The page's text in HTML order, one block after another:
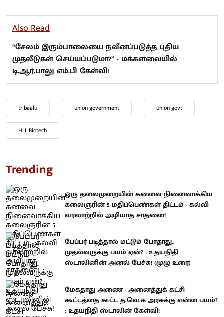
Also Read
“சேலம் இரும்பாலையை நவீனப்படுத்த புதிய
முதலீடுகள் செய்யப்படுமா?” - மக்களவையில்
டி.ஆர்.பாலு எம்.பி கேள்வி!
tr baalu union government union govt
HLL Biotech
Trending
ஒரு தலைமுறையின் கனவை நினைவாக்கிய
கலைஞரின் 5 மதிப்பெண்கள் திட்டம் - கல்வி
வரலாற்றில் அழியாத சாதனை!
பேப்பர் படித்தால் மட்டும் போதாது..
முதல்வருக்கு பயம் ஏன்? : உதயநிதி
ஸ்டாலினின் அனல் பேச்சு! (முழு உரை)
மேகதாது அணை - அனைத்துக் கட்சி
கூட்டத்தை கூட்ட த.வெ.க அரசுக்கு என்ன பயம்?
: உதயநிதி ஸ்டாலின் கேள்வி!